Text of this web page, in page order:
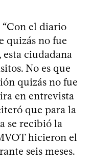
“Con el diario
quizás no fue
esta ciudadana
No es que
quizás no fue
en entrevista
que para la
se recibió la
hicieron el
seis meses.